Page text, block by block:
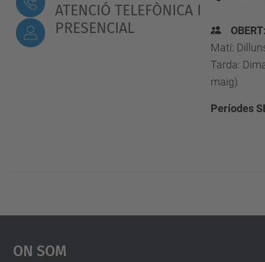
ATENCIÓ TELEFÒNICA I
PRESENCIAL
Matí:
Tarda:
maig)
Períodes
On Som